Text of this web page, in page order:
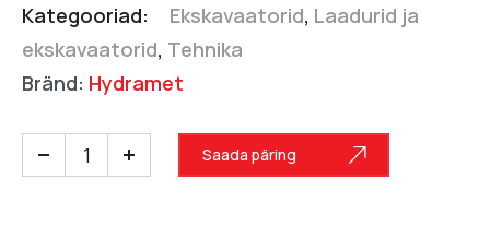
Kategooriad: Ekskavaatorid, Laadurid ja
ekskavaatorid, Tehnika
Bränd: Hydramet
Saada päring